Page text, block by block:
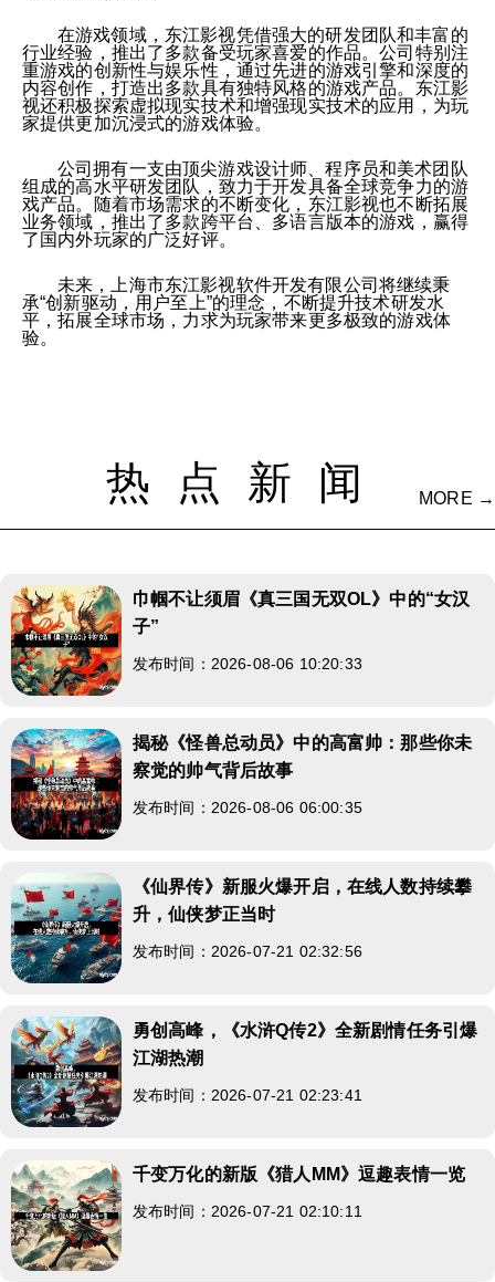
在游戏领域，东江影视凭借强大的研发团队和丰富的
行业经验，推出了多款备受玩家喜爱的作品。公司特别注
重游戏的创新性与娱乐性，通过先进的游戏引擎和深度的
内容创作，打造出多款具有独特风格的游戏产品。东江影
视还积极探索虚拟现实技术和增强现实技术的应用，为玩
家提供更加沉浸式的游戏体验。
公司拥有一支由顶尖游戏设计师、程序员和美术团队
组成的高水平研发团队，致力于开发具备全球竞争力的游
戏产品。随着市场需求的不断变化，东江影视也不断拓展
业务领域，推出了多款跨平台、多语言版本的游戏，赢得
了国内外玩家的广泛好评。
未来，上海市东江影视软件开发有限公司将继续秉
承“创新驱动，用户至上”的理念，不断提升技术研发水
平，拓展全球市场，力求为玩家带来更多极致的游戏体
验。
热点新闻 MORE →
巾帼不让须眉《真三国无双OL》中的“女汉
子”
发布时间：2026-08-06 10:20:33
揭秘《怪兽总动员》中的高富帅：那些你未
察觉的帅气背后故事
发布时间：2026-08-06 06:00:35
《仙界传》新服火爆开启，在线人数持续攀
升，仙侠梦正当时
发布时间：2026-07-21 02:32:56
勇创高峰，《水浒Q传2》全新剧情任务引爆
江湖热潮
发布时间：2026-07-21 02:23:41
千变万化的新版《猎人MM》逗趣表情一览
发布时间：2026-07-21 02:10:11